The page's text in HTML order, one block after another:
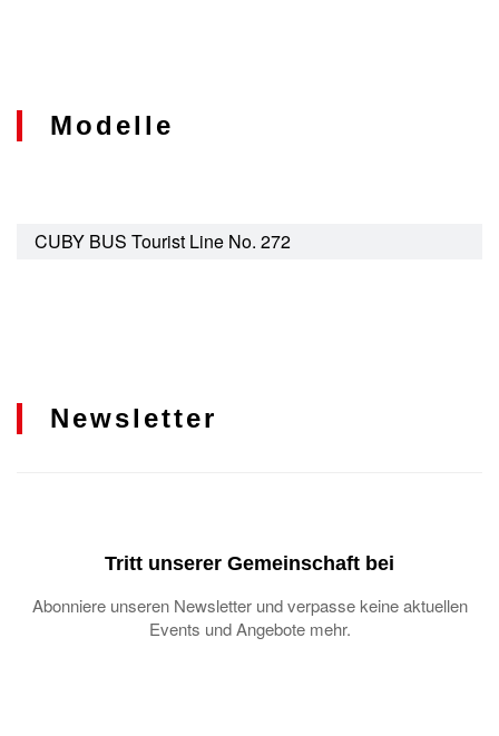
Modelle
CUBY BUS Tourist Line No. 272
Newsletter
Tritt unserer Gemeinschaft bei
Abonniere unseren Newsletter und verpasse keine aktuellen
Events und Angebote mehr.